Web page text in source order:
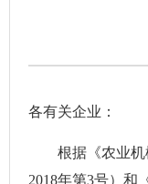
各有关企业：
根据《农业机
2018年第3号）和